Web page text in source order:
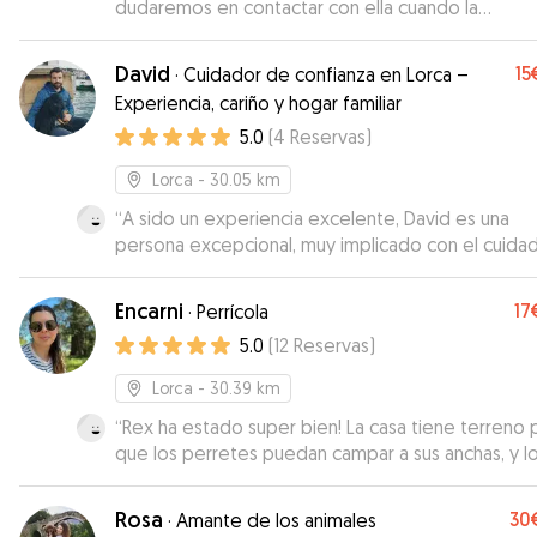
dudaremos en contactar con ella cuando la
necesitemos.”
David · Cuidador de confianza en Lorca –
Experiencia, cariño y hogar familiar
5.0 (4 Reservas)
Lorca - 30.05 km
“A sido un experiencia excelente, David es una
persona excepcional, muy implicado con el
atenciones a mi cachorrita, a cuidado
de ella en todos los ámbitos, tanto en sus
necesidades como en atenciones y cuidados
y hacia mi, a estado enviando fotos y videos
días desde el primer momento dando una enorme
tranquilidad, no a escatimado en cuidados
demostrando tener una calidad humana ejemplar.
cachorrita regresó a casa muy contenta y feliz y
nosotros muchísimo mas.. Se nota que le gustan
perros y sabe cuidar muy bien de ellos, Su perrito
Encarni · Perrícola
5.0 (12 Reservas)
Lorca - 30.39 km
“Rex ha estado super bien! La casa tiene terreno
que los perretes puedan campar a sus anchas, y
chicos han sido super amables.”
Rosa · Amante de los animales